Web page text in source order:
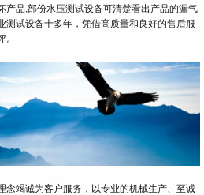
产品,部份水压测试设备可清楚看出产品的漏气
测试设备十多年，凭借高质量和良好的售后服
念竭诚为客户服务，以专业的机械生产、至诚